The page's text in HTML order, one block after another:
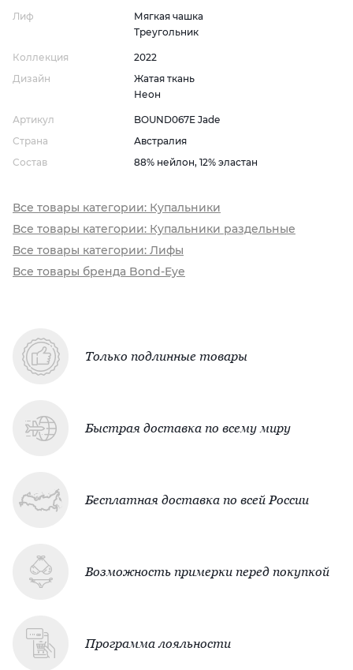
Лиф
Мягкая чашка
Треугольник
Коллекция
2022
Дизайн
Жатая ткань
Неон
Артикул
BOUND067E Jade
Страна
Австралия
Состав
88% нейлон, 12% эластан
Все товары категории: Купальники
Все товары категории: Купальники раздельные
Все товары категории: Лифы
Все товары бренда Bond-Eye
Только подлинные товары
Быстрая доставка по всему миру
Бесплатная доставка по всей России
Возможность примерки перед покупкой
Программа лояльности